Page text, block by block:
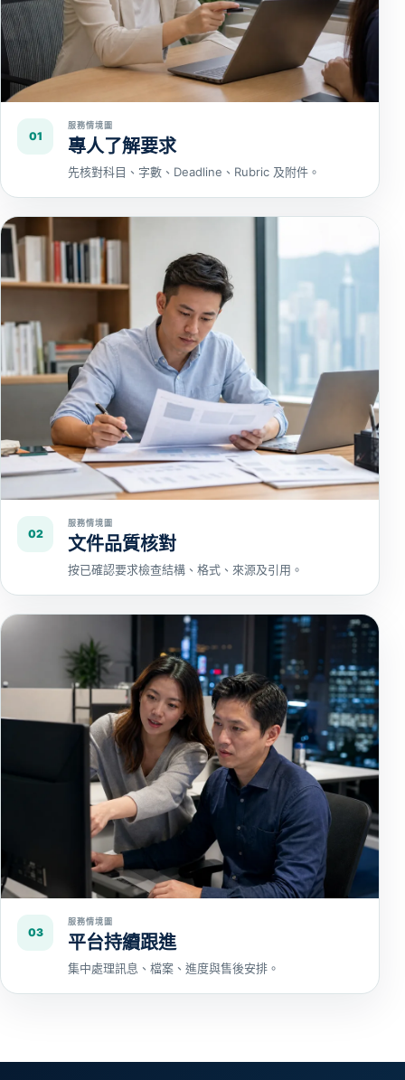
01
服務情境圖
專人了解要求
先核對科目、字數、Deadline、Rubric 及附件。
02
服務情境圖
文件品質核對
按已確認要求檢查結構、格式、來源及引用。
03
服務情境圖
平台持續跟進
集中處理訊息、檔案、進度與售後安排。